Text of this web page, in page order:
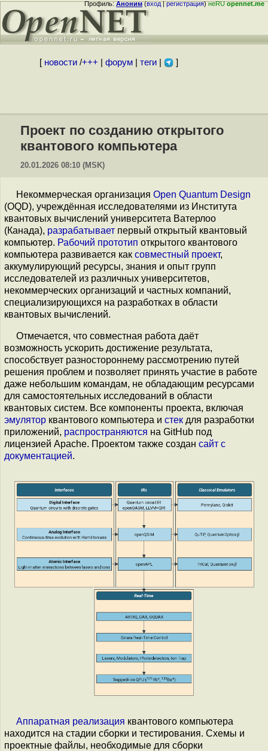
Профиль:Аноним(вход|регистрация)неRUopennet.me
[ новости/+++ форум| теги| ]
Проект по созданию открытого
квантового компьютера
20.01.2026 08:10 (MSK)
Некоммерческая организация Open Quantum Design
(OQD), учреждённая исследователями из Института
квантовых вычислений университета Ватерлоо
(Канада), разрабатывает первый открытый квантовый
компьютер. Рабочий прототип открытого квантового
компьютера развивается как совместный проект,
аккумулирующий ресурсы, знания и опыт групп
исследователей из различных университетов,
некоммерческих организаций и частных компаний,
специализирующихся на разработках в области
квантовых вычислений.
Отмечается, что совместная работа даёт
возможность ускорить достижение результата,
способствует разностороннему рассмотрению путей
решения проблем и позволяет принять участие в работе
даже небольшим командам, не обладающим ресурсами
для самостоятельных исследований в области
квантовых систем. Все компоненты проекта, включая
эмулятор квантового компьютера и стек для разработки
приложений, распространяются на GitHub под
лицензией Apache. Проектом также создан сайт с
документацией.
Аппаратная реализация квантового компьютера
находится на стадии сборки и тестирования. Схемы и
проектные файлы, необходимые для сборки